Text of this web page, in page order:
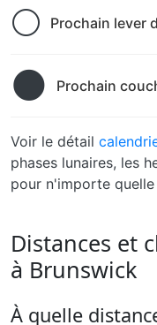
🌕 Prochain lever
🌑 Prochain
Voir le détail
phases lunaires, les
pour n'importe quelle
Distances et
à Brunswick
À quelle